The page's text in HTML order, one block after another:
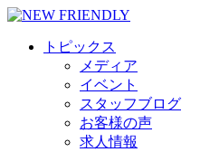
トピックス
メディア
イベント
スタッフブログ
お客様の声
求人情報